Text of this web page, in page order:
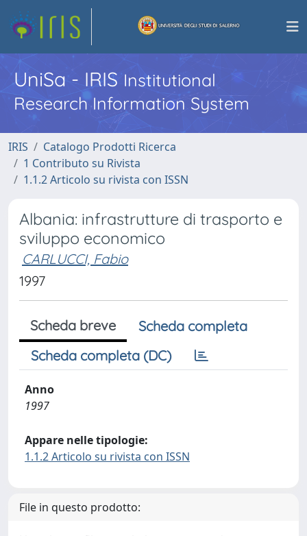
UniSa - IRISInstitutional
Research Information System
IRIS
Catalogo Prodotti Ricerca
1 Contributo su Rivista
1.1.2 Articolo su rivista con ISSN
Albania: infrastrutture di trasporto e
sviluppo economico
CARLUCCI, Fabio
1997
Scheda breve
Scheda completa
Scheda completa (DC)
Anno
1997
Appare nelle tipologie:
1.1.2 Articolo su rivista con ISSN
File in questo prodotto: